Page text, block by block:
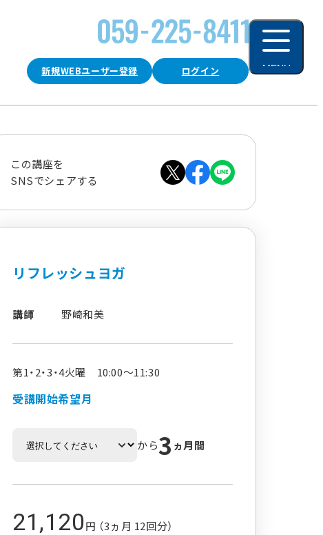
新規WEBユーザー登録 ログイン MENU
この講座を
SNSでシェアする
リフレッシュヨガ
講師 野崎和美
第1・2・3・4火曜 10:00～11:30
受講開始希望月
から3 ヵ月間
21,120円 （3ヵ月 12回分）